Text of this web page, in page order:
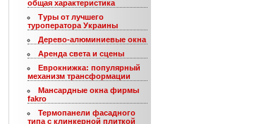
общая характеристика
Туры от лучшего
туроператора Украины
Дерево-алюминиевые окна
Аренда света и сцены
Еврокнижка: популярный
механизм трансформации
Мансардные окна фирмы
fakro
Термопанели фасадного
типа с клинкерной плиткой